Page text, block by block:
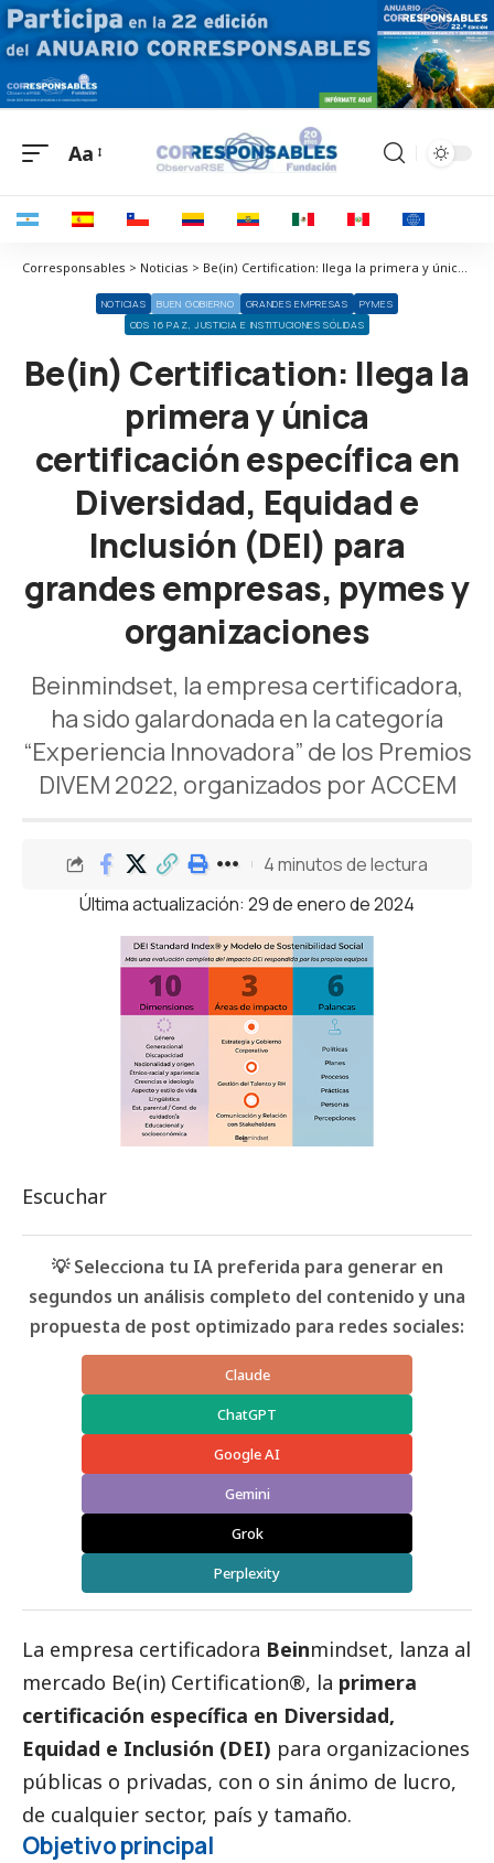
Aa
Corresponsables > Noticias > Be(in) Certification: llega la primera y única certificación específica en Diversidad, Equidad e Inclusión (DEI) para grandes empresas, pymes y organizaciones
NOTICIAS BUEN GOBIERNO GRANDES EMPRESAS
PYMES
ODS 16 PAZ, JUSTICIA E INSTITUCIONES SÓLIDAS
Be(in) Certification: llega la
primera y única
certificación específica en
Diversidad, Equidad e
Inclusión (DEI) para
grandes empresas, pymes y
organizaciones
Beinmindset, la empresa certificadora,
ha sido galardonada en la categoría
“Experiencia Innovadora” de los Premios
DIVEM 2022, organizados por ACCEM
Última actualización: 29 de enero de 2024
4 minutos de lectura
Escuchar
💡 Selecciona tu IA preferida para generar en
segundos un análisis completo del contenido y una
propuesta de post optimizado para redes sociales:
Claude
ChatGPT
Google AI
Gemini
Grok
Perplexity
La empresa certificadora Beinmindset, lanza al
mercado Be(in) Certification®, la primera
certificación específica en Diversidad,
Equidad e Inclusión (DEI) para organizaciones
públicas o privadas, con o sin ánimo de lucro,
de cualquier sector, país y tamaño.
Objetivo principal